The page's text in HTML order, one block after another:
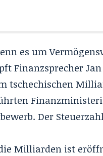
es um
Finanzsprecher
tschechischen
Der
Milliarden ist